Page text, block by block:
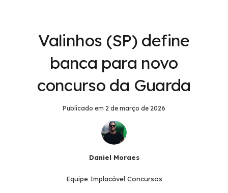
Valinhos (SP) define
banca para novo
concurso da Guarda
Publicado em 2 de março de 2026
Daniel Moraes
Equipe Implacável Concursos